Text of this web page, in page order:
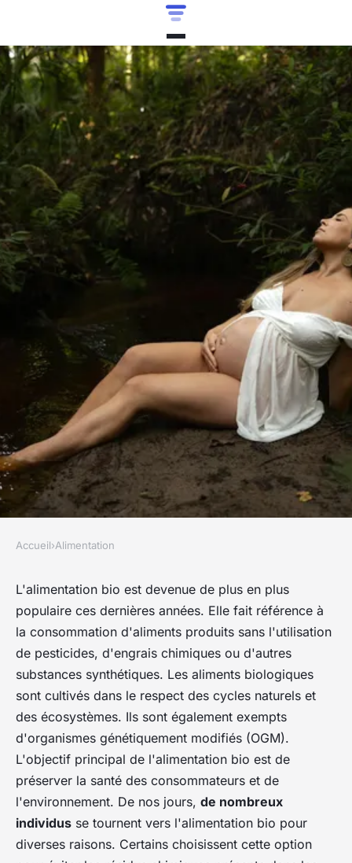
Alimentation Bio : Les
Bienfaits de l'Écologie dans
votre Assiette
jarside8•19 octobre 2023•5 min de lecture
Accueil›Alimentation
L'alimentation bio est devenue de plus en plus
populaire ces dernières années. Elle fait référence à
la consommation d'aliments produits sans l'utilisation
de pesticides, d'engrais chimiques ou d'autres
substances synthétiques. Les aliments biologiques
sont cultivés dans le respect des cycles naturels et
des écosystèmes. Ils sont également exempts
d'organismes génétiquement modifiés (OGM).
L'objectif principal de l'alimentation bio est de
préserver la santé des consommateurs et de
l'environnement. De nos jours, de nombreux
individus se tournent vers l'alimentation bio pour
diverses raisons. Certains choisissent cette option